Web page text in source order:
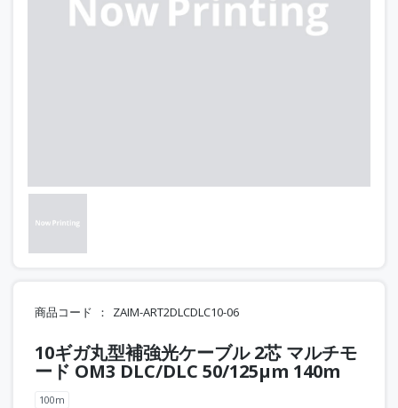
商品コード ZAIM-ART2DLCDLC10-06
10ギガ丸型補強光ケーブル 2芯 マルチモ
ード OM3 DLC/DLC 50/125μm 140m
100m